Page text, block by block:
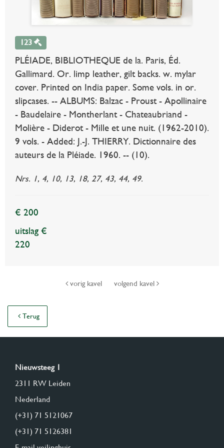
123
PLÉIADE, BIBLIOTHEQUE de la. Paris, Éd.
Gallimard. Or. limp leather, gilt backs. w. mylar
cover. Printed on India paper. Some vols. in or.
slipcases. -- ALBUMS: Balzac - Proust - Apollinaire
- Baudelaire - Montherlant - Chateaubriand -
Molière - Diderot - Mille et une nuit. (1962-2010).
9 vols. - Added: J.-J. THIERRY. Dictionnaire des
auteurs de la Pléiade. 1960. -- (10).
Nrs. 1, 4, 10, 13, 18, 27, 43, 44, 49.
€ 200
uitslag €
220
vorig kavel volgend kavel
Terug
Nieuwsteeg 1
2311 RW Leiden
Nederland
(+31) 71 5121067
(+31) 71 5126381